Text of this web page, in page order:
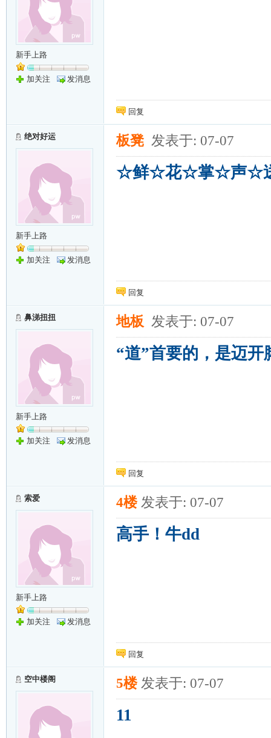
新手上路
加关注 发消息
回复
绝对好运
新手上路
加关注 发消息
板凳 发表于: 07-07
☆鲜☆花☆掌☆声☆
回复
鼻涕扭扭
新手上路
加关注 发消息
地板 发表于: 07-07
“道”首要的，是迈开
回复
索爱
新手上路
加关注 发消息
4楼 发表于: 07-07
高手！牛dd
回复
空中楼阁 5楼 发表于: 07-07
11